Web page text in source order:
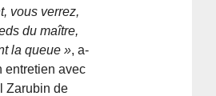
vous verrez,
du maître,
la queue », a-
entretien avec
Zarubin de